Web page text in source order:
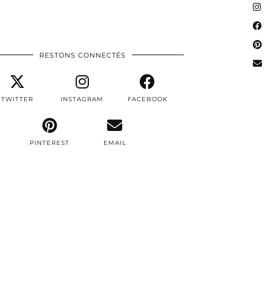
RESTONS CONNECTÉS
TWITTER INSTAGRAM FACEBOOK
PINTEREST EMAIL